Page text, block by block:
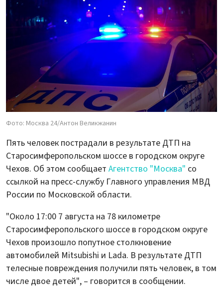
Фото: Москва 24/Антон Великжанин
Пять человек пострадали в результате ДТП на
Старосимферопольском шоссе в городском округе
Чехов. Об этом сообщает Агентство "Москва" со
ссылкой на пресс-службу Главного управления МВД
России по Московской области.
"Около 17:00 7 августа на 78 километре
Старосимферопольского шоссе в городском округе
Чехов произошло попутное столкновение
автомобилей Mitsubishi и Lada. В результате ДТП
телесные повреждения получили пять человек, в том
числе двое детей", – говорится в сообщении.